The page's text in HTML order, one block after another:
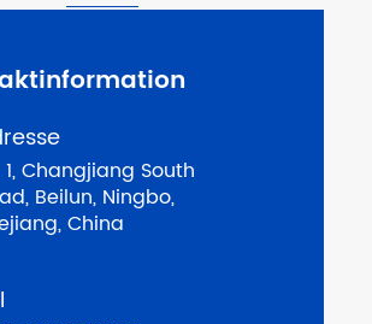
1, Changjiang South
Beilun, Ningbo,
China